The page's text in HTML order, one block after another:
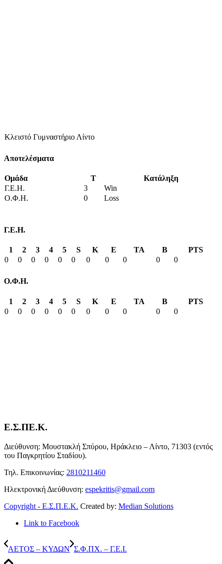
Κλειστό Γυμναστήριο Λίντο
Αποτελέσματα
Ομάδα T
Κατάληξη
Γ.Ε.Η.
3
Win
Ο.Φ.Η.
0 Loss
Γ.Ε.Η.
1 2 3 4 5 S K E TA B
PTS
0
0 0 0 0 0 0 0 0 0 0
Ο.Φ.Η.
1 2 3 4 5 S K E TA B
PTS
0
0 0 0 0 0 0 0 0 0 0
Ε.Σ.ΠΕ.Κ.
Διεύθυνση: Μουστακλή Σπύρου, Ηράκλειο – Λίντο, 71303 (εντός
του Παγκρητίου Σταδίου).
Τηλ. Επικοινωνίας: 2810211460
Ηλεκτρονική Διεύθυνση: espekritis@gmail.com
Copyright - Ε.Σ.Π.Ε.Κ. Created by: Median Solutions
Link to Facebook
ΑΕΤΟΣ – ΚΥΔΩΝ Σ.Φ.ΠΧ. – Γ.Ε.Ι.